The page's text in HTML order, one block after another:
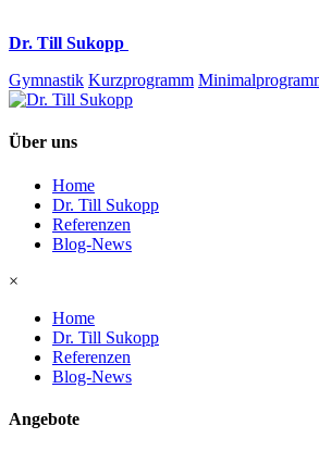
Dr. Till Sukopp
Gymnastik Kurzprogramm
Über uns
Home
Dr. Till Sukopp
Referenzen
Blog-News
×
Home
Dr. Till Sukopp
Referenzen
Blog-News
Angebote